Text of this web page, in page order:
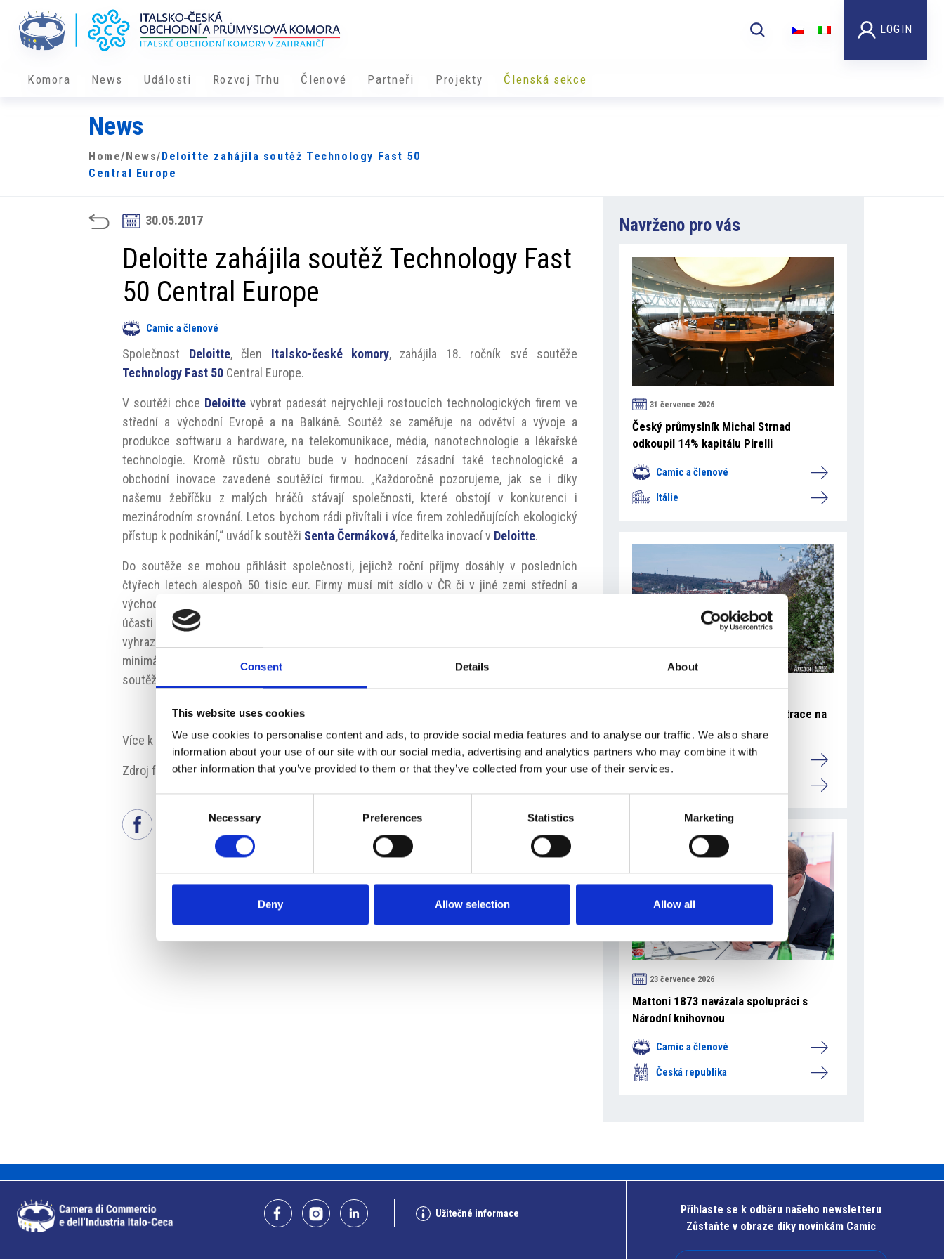
Consent Details About
This website uses cookies
We use cookies to personalise content and ads, to provide social media features and to analyse our traffic. We also share
information about your use of our site with our social media, advertising and analytics partners who may combine it with
other information that you’ve provided to them or that they’ve collected from your use of their services.
Necessary Preferences Statistics Marketing
Deny Allow selection Allow all
LOGIN
Komora News Události Rozvoj Trhu Členové Partneři ​​Projekty Členská sekce
News
Home/ News/ Deloitte zahájila soutěž Technology Fast 50
Central Europe
30.05.2017
Deloitte zahájila soutěž Technology Fast
50 Central Europe
Camic a členové
Společnost Deloitte, člen Italsko-české komory, zahájila 18. ročník své soutěže
Technology Fast 50 Central Europe.
V soutěži chce Deloittevybrat padesát nejrychleji rostoucích technologických firem ve
střední a východní Evropě a na Balkáně. Soutěž se zaměřuje na odvětví a vývoje a
produkce softwaru a hardware, na telekomunikace, média, nanotechnologie a lékařské
technologie. Kromě růstu obratu bude v hodnocení zásadní také technologické a
obchodní inovace zavedené soutěžící firmou. „Každoročně pozorujeme, jak se i díky
našemu žebříčku z malých hráčů stávají společnosti, které obstojí v konkurenci i
mezinárodním srovnání. Letos bychom rádi přivítali i více firem zohledňujících ekologický
přístup k podnikání,“ uvádí k soutěži Senta Čermáková, ředitelka inovací v Deloitte.
Do soutěže se mohou přihlásit společnosti, jejichž roční příjmy dosáhly v posledních
čtyřech letech alespoň 50 tisíc eur. Firmy musí mít sídlo v ČR či v jiné zemi střední a
východní Evropy či na Balkáně a nesmí být součástí firemní skupiny. Mezi podmínkami k
účasti je také silná aktivita v odvětví výzkumu, vývoje a inovací. Pro menší a mladší firmy je
vyhrazena samostatná soutěžní kategorie se sníženými požadavky na roční příjmy
minimálně 30 tisíc eur v posledních třech letech (2014 až 2016). Firmy se mohou hlásit do
soutěže do 31. července 2017.
Více k soutěži:www2.deloitte.com
Zdroj fotografie: Deloitte
Navrženo pro vás
31 července 2026
Český průmyslník Michal Strnad
odkoupil 14% kapitálu Pirelli
Camic a členové
Itálie
27 července 2026
RunCzech změnil způsob registrace na
Generali půlmaraton Praha
Camic a členové
23 července 2026
Mattoni 1873 navázala spolupráci s
Národní knihovnou
Camic a členové
Česká republika
Užitečné informace
Přihlaste se k odběru našeho newsletteru
Zůstaňte v obraze díky novinkám Camic